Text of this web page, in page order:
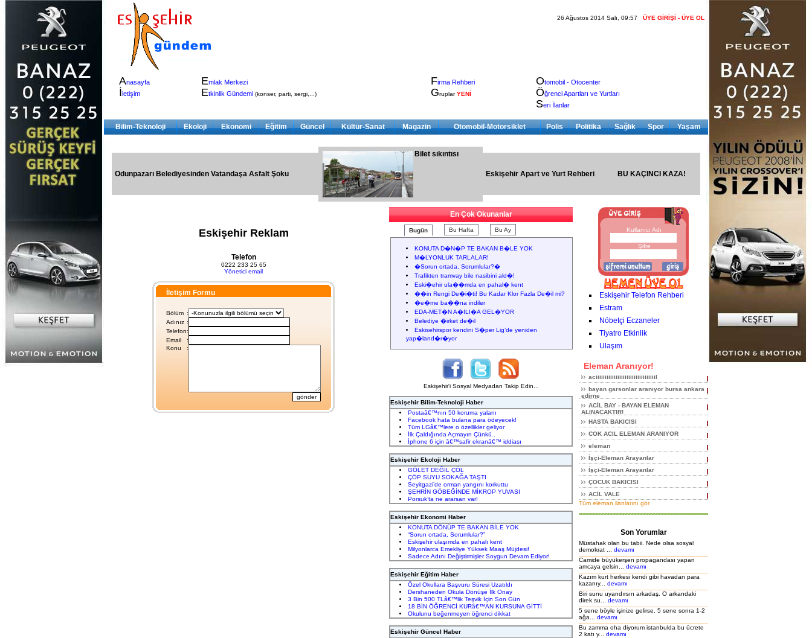
26 Ağustos 2014 Salı, 09:57 ÜYE GİRİŞİ - ÜYE OL
Anasayfa
İletişim
Emlak Merkezi
Etkinlik Gündemi (konser, parti, sergi,...)
Firma Rehberi
GruplarYENİ
Otomobil - Otocenter
Öğrenci Apartları ve Yurtları
Seri İlanlar
Bilim-Teknoloji Ekoloji Ekonomi Eğitim Güncel Kültür-Sanat Magazin Otomobil-Motorsiklet Polis Politika Sağlık Spor Yaşam
Odunpazarı Belediyesinden Vatandaşa Asfalt Şoku
Bilet sıkıntısı
Eskişehir Apart ve Yurt Rehberi BU KAÇINCI KAZA!
Eskişehir Reklam
Telefon
0222 233 25 65
Yönetici email
İletişim Formu
Bölüm :
Adınız :
Telefon:
Email
:
Konu
:
En Çok Okunanlar
Bugün Bu Hafta Bu Ay
KONUTA D�N�P TE BAKAN B�LE YOK
M�LYONLUK TARLALAR!
�Sorun ortada, Sorumlular?�
Trafikten tramvay bile nasibini ald�!
Eski�ehir ula��mda en pahal� kent
��in Rengi De�i�ti! Bu Kadar Klor Fazla De�il mi?
�e�me ba��na indiler
EDA-MET�N A�ILI�A GEL�YOR
Belediye �irket de�il
Eskisehirspor kendini S�per Lig’de yeniden
yap�land�r�yor
Eskişehir'i Sosyal Medyadan Takip Edin...
Eskişehir Bilim-Teknoloji Haber
Postaâ€™nın 50 koruma yalanı
Facebook hata bulana para ödeyecek!
Tüm LGâ€™lere o özellikler geliyor
İlk Çaldığında Açmayın Çünkü..
İphone 6 için â€™safir ekranâ€™ iddiası
Eskişehir Ekoloji Haber
GÖLET DEĞİL ÇÖL
ÇÖP SUYU SOKAĞA TAŞTI
Seyitgazi’de orman yangını korkuttu
ŞEHRİN GÖBEĞİNDE MİKROP YUVASI
Porsuk’ta ne ararsan var!
Eskişehir Ekonomi Haber
KONUTA DÖNÜP TE BAKAN BİLE YOK
“Sorun ortada, Sorumlular?”
Eskişehir ulaşımda en pahalı kent
Milyonlarca Emekliye Yüksek Maaş Müjdesi!
Sadece Adını Değiştirmişler Soygun Devam Ediyor!
Eskişehir Eğitim Haber
Özel Okullara Başvuru Süresi Uzatıldı
Dershaneden Okula Dönüşe İlk Onay
3 Bin 500 TLâ€™lik Teşvik İçin Son Gün
18 BİN ÖĞRENCİ KURâ€™AN KURSUNA GİTTİ
Okulunu beğenmeyen öğrenci dikkat
Eskişehir Güncel Haber
Kullanıcı Adı
Şifre
Eskişehir Telefon Rehberi
Estram
Nöbetçi Eczaneler
Tiyatro Etkinlik
Ulaşım
Eleman Aranıyor!
aciiiiiiiiiiiiiiiiiiiiiiiiiiiiiiiiil
bayan garsonlar aranıyor bursa ankara
edirne
ACİL BAY - BAYAN ELEMAN
ALINACAKTIR!
HASTA BAKICISI
COK ACIL ELEMAN ARANIYOR
eleman
İşçi-Eleman Arayanlar
İşçi-Eleman Arayanlar
ÇOCUK BAKICISI
ACİL VALE
Tüm eleman ilanlarını gör
Son Yorumlar
Müstahak olan bu tabii. Nede olsa sosyal
demokrat ... devamı
Camide büyükerşen propagandası yapan
amcaya gelsin... devamı
Kazım kurt herkesi kendi gibi havadan para
kazanıy... devamı
Biri sunu uyandırsın arkadaş. O arkandaki
direk su... devamı
5 sene böyle işinize gelirse. 5 sene sonra 1-2
ağa... devamı
Bu zamma oha diyorum istanbulda bu ücrete
2 katı y... devamı